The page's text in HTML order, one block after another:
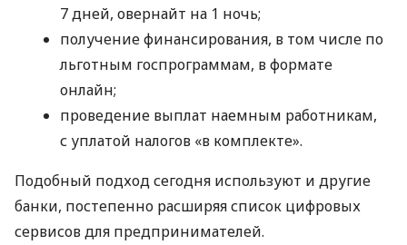
7 дней, овернайт на 1 ночь;
получение финансирования, в том числе по
льготным госпрограммам, в формате
онлайн;
проведение выплат наемным работникам,
с уплатой налогов «в комплекте».
Подобный подход сегодня используют и другие
банки, постепенно расширяя список цифровых
сервисов для предпринимателей.